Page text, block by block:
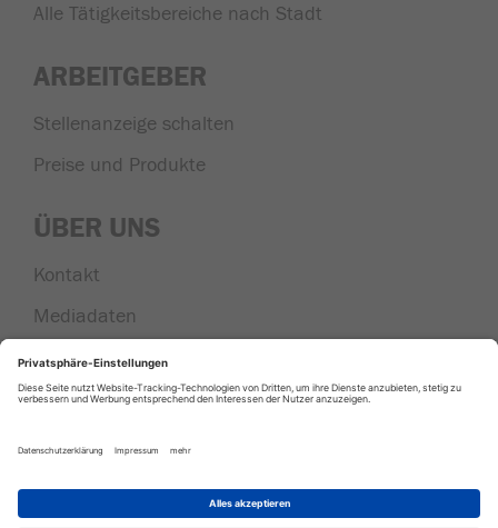
Alle Tätigkeitsbereiche nach Stadt
ARBEITGEBER
Stellenanzeige schalten
Preise und Produkte
ÜBER UNS
Kontakt
Mediadaten
Nachrichten aus der Region
AGB |
Einstellungen